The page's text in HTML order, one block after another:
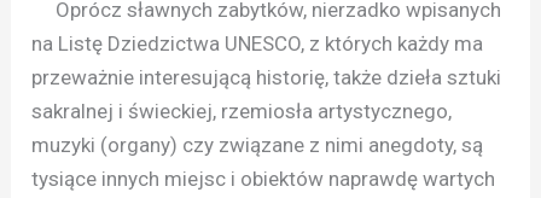
Oprócz sławnych zabytków, nierzadko wpisanych
na Listę Dziedzictwa UNESCO, z których każdy ma
przeważnie interesującą historię, także dzieła sztuki
sakralnej i świeckiej, rzemiosła artystycznego,
muzyki (organy) czy związane z nimi anegdoty, są
tysiące innych miejsc i obiektów naprawdę wartych